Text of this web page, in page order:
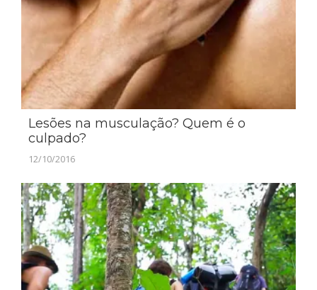
Lesões na musculação? Quem é o
culpado?
12/10/2016